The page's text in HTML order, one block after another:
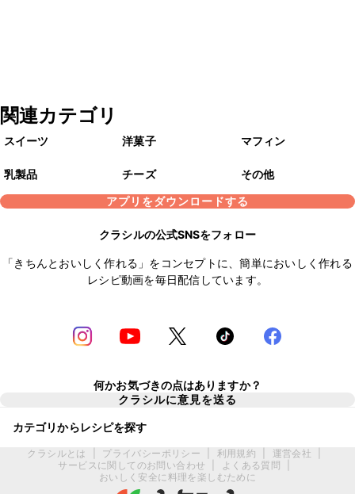
関連カテゴリ
スイーツ 洋菓子 マフィン
乳製品 チーズ
その他
アプリをダウンロードする
クラシルの公式SNSをフォロー
「きちんとおいしく作れる」をコンセプトに、簡単においしく作れる
レシピ動画を毎日配信しています。
何かお気づきの点はありますか？
クラシルに意見を送る
カテゴリからレシピを探す
クラシルとは プライバシーポリシー 利用規約 運営会社
サービスに関してのお問い合わせ
よくある質問
おいしく安全に料理を楽しむために